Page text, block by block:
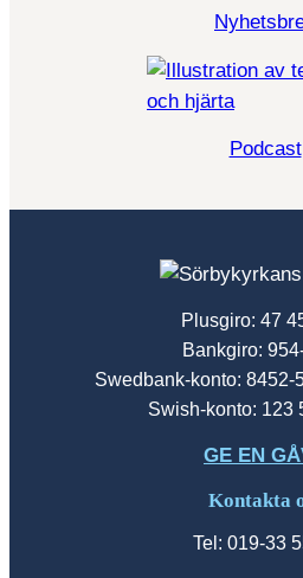
Podcast
Plusgiro: 47
Bankgiro:
Swedbank-konto: 8452-
Swish-konto: 123
GE EN
Kontakta
Tel: 019-33